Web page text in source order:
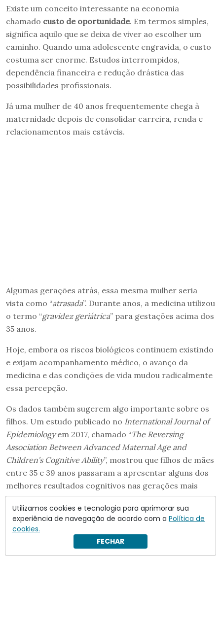
Existe um conceito interessante na economia
chamado custo de oportunidade. Em termos simples,
significa aquilo que se deixa de viver ao escolher um
caminho. Quando uma adolescente engravida, o custo
costuma ser enorme. Estudos interrompidos,
dependência financeira e redução drástica das
possibilidades profissionais.
Já uma mulher de 40 anos frequentemente chega à
maternidade depois de consolidar carreira, renda e
relacionamentos mais estáveis.
Algumas gerações atrás, essa mesma mulher seria
vista como “atrasada”. Durante anos, a medicina utilizou
o termo “gravidez geriátrica” para gestações acima dos
35 anos.
Hoje, embora os riscos biológicos continuem existindo
e exijam acompanhamento médico, o avanço da
medicina e das condições de vida mudou radicalmente
essa percepção.
Os dados também sugerem algo importante sobre os
filhos. Um estudo publicado no International Journal of
Epidemiologyem 2017, chamado “The Reversing
Association Between Advanced Maternal Age and
Children’s Cognitive Ability”, mostrou que filhos de mães
entre 35 e 39 anos passaram a apresentar alguns dos
melhores resultados cognitivos nas gerações mais
recentes.
Utilizamos cookies e tecnologia para aprimorar sua
experiência de navegação de acordo com a Política de
cookies.
FECHAR